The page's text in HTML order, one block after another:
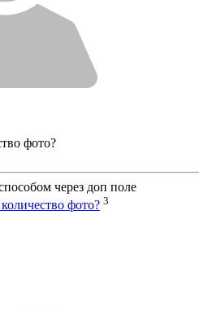
фото?
через доп поле
фото? 3